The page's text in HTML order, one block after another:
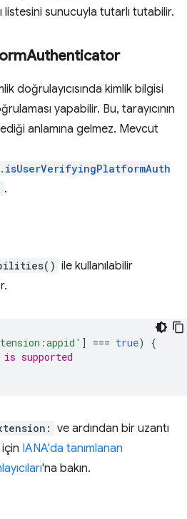
listesini sunucuyla tutarlı tutabilir.
Authenticator
doğrulayıcısında kimlik bilgisi
yapabilir. Bu, tarayıcının
anlamına gelmez. Mevcut
.
ile kullanılabilir
] === true)
{
supported
ve ardından bir uzantı
için IANA'da tanımlanan
'na bakın.